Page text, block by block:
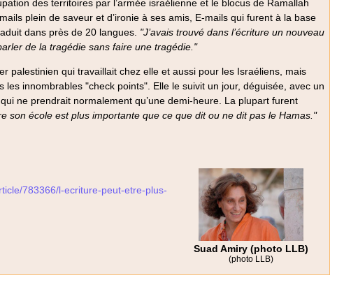
des territoires par l’armée israélienne et le blocus de Ramallah
plein de saveur et d’ironie à ses amis, E-mails qui furent à la base
dans près de 20 langues. "J’avais trouvé dans l’écriture un nouveau
de la tragédie sans faire une tragédie."
palestinien qui travaillait chez elle et aussi pour les Israéliens, mais
innombrables "check points". Elle le suivit un jour, déguisée, avec un
ne prendrait normalement qu’une demi-heure. La plupart furent
son école est plus importante que ce que dit ou ne dit pas le Hamas."
Suad Amiry (photo LLB)
(photo LLB)
783366/l-ecriture-peut-etre-plus-